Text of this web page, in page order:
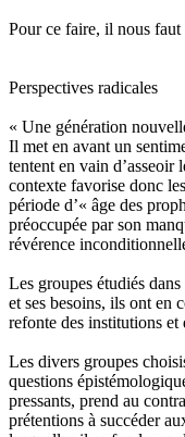
Pour ce faire, il nous faut
Perspectives radicales
« Une génération
Il met en avant un
tentent en vain d’asseoir
contexte favorise donc
période d’« âge des
préoccupée par son
révérence
Les groupes étudiés
et ses besoins, ils ont en
refonte des institutions et
Les divers groupes
questions
pressants, prend au
prétentions à succéder